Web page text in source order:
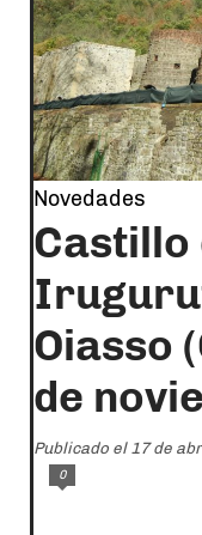
Novedades
Castillo
Oiasso
de
Publicado el 17 de
0